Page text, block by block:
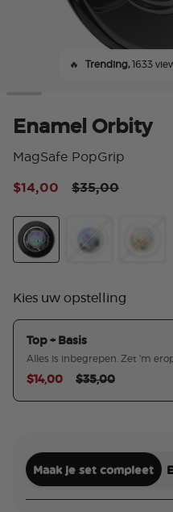
🔥 Trending,1633
Enamel Orbity
MagSafe PopGrip
Price reduced
$35,00to
$14,00
Kies uw opstelling
Top + Basis
Alles is inbegrepen. Zet 'm
Price reduced
$35,00to
$14,00
Maak je set compleet